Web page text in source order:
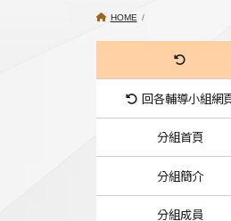
HOME /
回各輔導小組網
分組首頁
分組簡介
分組成員